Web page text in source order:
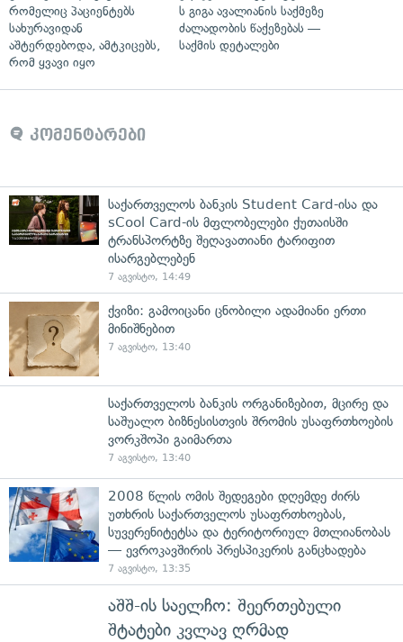
რომელიც პაციენტებს
სახურავიდან
აშტერდებოდა, ამტკიცებს,
რომ ყვავი იყო
ს გიგა ავალიანის საქმეზე
ძალადობის წაქეზებას —
საქმის დეტალები
კომენტარები
საქართველოს ბანკის Student Card-ისა და
sCool Card-ის მფლობელები ქუთაისში
ტრანსპორტზე შეღავათიანი ტარიფით
ისარგებლებენ
7 აგვისტო, 14:49
ქვიზი: გამოიცანი ცნობილი ადამიანი ერთი
მინიშნებით
7 აგვისტო, 13:40
საქართველოს ბანკის ორგანიზებით, მცირე და
საშუალო ბიზნესისთვის შრომის უსაფრთხოების
ვორკშოპი გაიმართა
7 აგვისტო, 13:40
2008 წლის ომის შედეგები დღემდე ძირს
უთხრის საქართველოს უსაფრთხოებას,
სუვერენიტეტსა და ტერიტორიულ მთლიანობას
— ევროკავშირის პრესპიკერის განცხადება
7 აგვისტო, 13:35
აშშ-ის საელჩო: შეერთებული
შტატები კვლავ ღრმად